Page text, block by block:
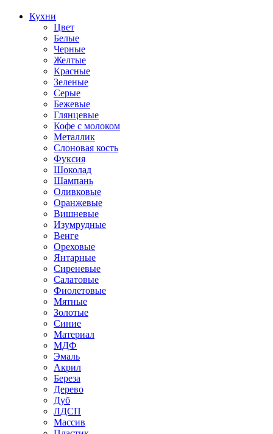
Кухни
Цвет
Белые
Черные
Желтые
Красные
Зеленые
Серые
Бежевые
Глянцевые
Кофе с молоком
Металлик
Слоновая кость
Фуксия
Шоколад
Шампань
Оливковые
Оранжевые
Вишневые
Изумрудные
Венге
Ореховые
Янтарные
Сиреневые
Салатовые
Фиолетовые
Мятные
Золотые
Синие
Материал
МДФ
Эмаль
Акрил
Береза
Дерево
Дуб
ЛДСП
Массив